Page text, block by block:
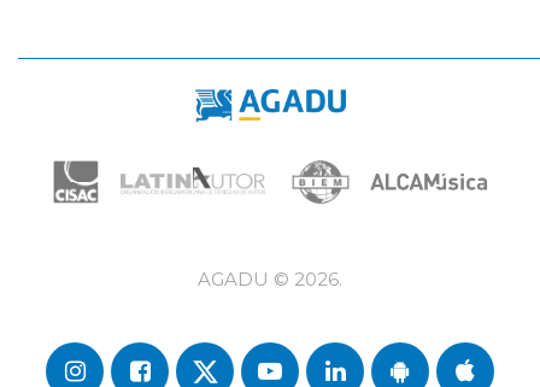
AGADU © 2026.